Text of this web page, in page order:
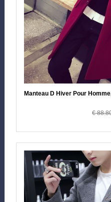
Manteau D Hiver Pour
€